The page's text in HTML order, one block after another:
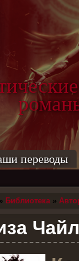
переводы
» Библиотека»